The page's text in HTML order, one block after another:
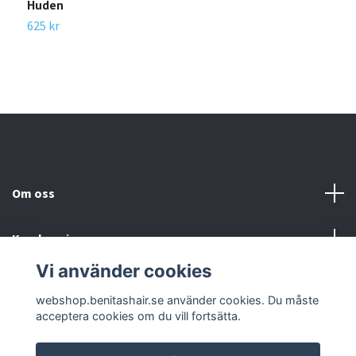
Huden
625 kr
Om oss
Kundservice
Sociala medier
Vi använder cookies
webshop.benitashair.se använder cookies. Du måste
acceptera cookies om du vill fortsätta.